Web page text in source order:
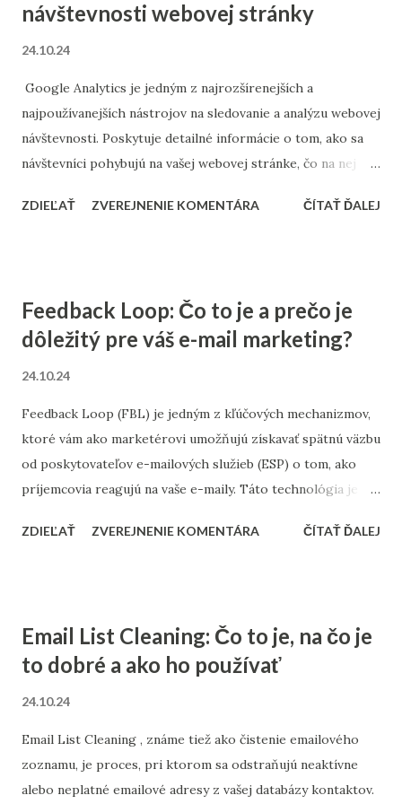
legitímnych zdrojov, napríklad z odberu newsletterov alebo
príjemca pôvodne vyžiadal. Graymail teda nepredstavuje
spam v tradičnom zmysle, pretože je zaslaný s povolením,
ale príjemca naň už nereaguje alebo stráca o tieto správy
záujem. To má za následok, že tieto e-maily sa neotvárajú a
znižuje sa tak celková miera interakcie. Pre...
návštevnosti webovej stránky
24.10.24
Google Analytics je jedným z najrozšírenejších a
najpoužívanejších nástrojov na sledovanie a analýzu webovej
návštevnosti. Poskytuje detailné informácie o tom, ako sa
návštevníci pohybujú na vašej webovej stránke, čo na nej
webov a firmy, ktoré sa chcú rozhodovať na základe dát, je
optimalizáciu výkonu webovej stránky a zlepšenie
užívateľskej skúsenosti. Čo je Google Analytics? Google
návštevníkov. Pomocou tohto nástroja môžete získať údaje
o tom, koľko ľudí navštívilo vašu stránku, aké stránky
navštívili, koľko času tam strávili, aké zariadenia používali, a
dokonca aj demografické údaje o nich. Google Analytics
odk...
ZDIEĽAŤ ZVEREJNENIE KOMENTÁRA ČÍTAŤ ĎALEJ
Feedback Loop: Čo to je a prečo je
dôležitý pre váš e-mail marketing?
24.10.24
Feedback Loop (FBL) je jedným z kľúčových mechanizmov,
ktoré vám ako marketérovi umožňujú získavať spätnú väzbu
od poskytovateľov e-mailových služieb (ESP) o tom, ako
príjemcovia reagujú na vaše e-maily. Táto technológia je
pre zlepšenie doručiteľnosti vašich správ. V tomto článku sa
nástroj, ktorý automaticky informuje odosielateľa e-mailov
o negatívnych reakciách na jeho e-maily. Najčastejšie ide o
služieb (napríklad Gmail, Yahoo alebo Outlook), ktoré
monitorujú reakcie používateľov a následne odosielajú
spätnú väzbu odosielateľovi. Tento mechanizmus je
ZDIEĽAŤ ZVEREJNENIE KOMENTÁRA ČÍTAŤ ĎALEJ
Email List Cleaning: Čo to je, na čo je
to dobré a ako ho používať
24.10.24
Email List Cleaning , známe tiež ako čistenie emailového
zoznamu, je proces, pri ktorom sa odstraňujú neaktívne
alebo neplatné emailové adresy z vašej databázy kontaktov.